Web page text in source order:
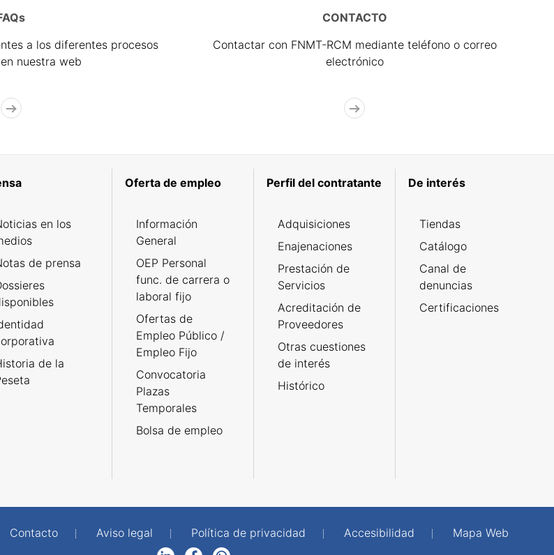
a los diferentes procesos
nuestra web
CONTACTO
Contactar con FNMT-RCM mediante teléfono o correo
electrónico
en los
de prensa
de la
Oferta de empleo
Información
General
OEP Personal
func. de carrera o
laboral fijo
Ofertas de
Empleo Público /
Empleo Fijo
Convocatoria
Plazas
Temporales
Bolsa de empleo
Perfil del contratante
Adquisiciones
Enajenaciones
Prestación de
Servicios
Acreditación de
Proveedores
Otras cuestiones
de interés
Histórico
De interés
Tiendas
Catálogo
Canal de
denuncias
Certificaciones
Contacto Aviso legal Política de privacidad Accesibilidad
Mapa Web